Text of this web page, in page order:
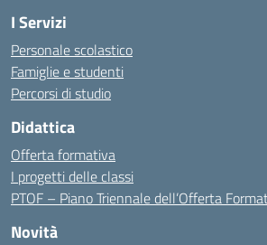
I Servizi
Personale scolastico
Famiglie e studenti
Percorsi di studio
Didattica
Offerta formativa
I progetti delle classi
PTOF – Piano Triennale dell’Offerta
Novità